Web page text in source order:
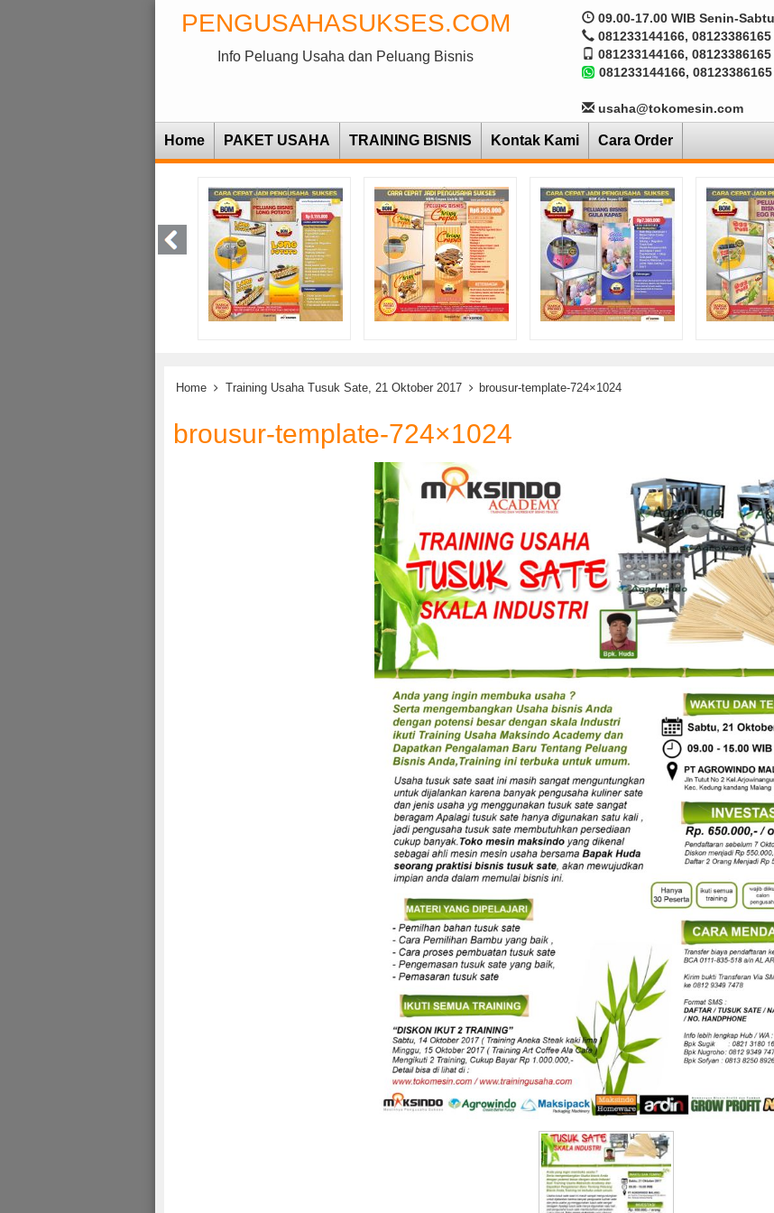
PENGUSAHASUKSES.COM
Info Peluang Usaha dan Peluang Bisnis
09.00-17.00 WIB Senin-Sabtu
081233144166, 08123386165
081233144166, 08123386165
081233144166, 08123386165
usaha@tokomesin.com
Home PAKET USAHA TRAINING BISNIS Kontak Kami Cara Order
Home Training Usaha Tusuk Sate, 21 Oktober 2017 brousur-template-724×1024
brousur-template-724×1024